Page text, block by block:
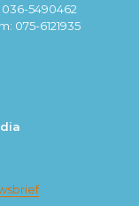
5490462
075-6121935